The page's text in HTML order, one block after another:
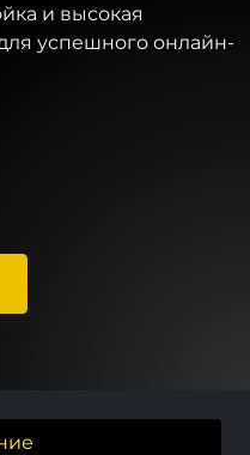
и высокая
успешного онлайн-